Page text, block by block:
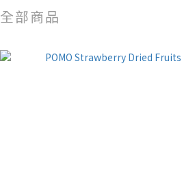
全部商品